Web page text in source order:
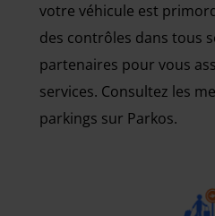
votre véhicule est
des contrôles dans tous
partenaires pour vous
services. Consultez les
parkings sur Parkos.